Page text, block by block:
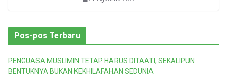
Pos-pos Terbaru
PENGUASA MUSLIMIN TETAP HARUS DITAATI, SEKALIPUN
BENTUKNYA BUKAN KEKHILAFAHAN SEDUNIA